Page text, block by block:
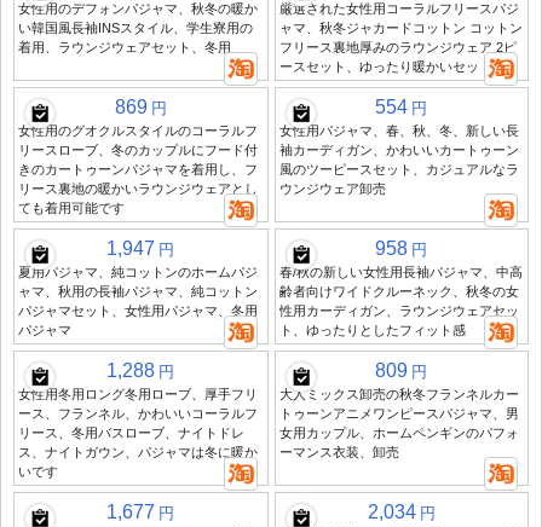
女性用のデフォンパジャマ、秋冬の暖か
い韓国風長袖INSスタイル、学生寮用の
着用、ラウンジウェアセット、冬用
厳選された女性用コーラルフリースパジ
ャマ、秋冬ジャカードコットン コットン
フリース裏地厚みのラウンジウェア 2ピ
ースセット、ゆったり暖かいセット
869 円
女性用のグオクルスタイルのコーラルフ
リースローブ、冬のカップルにフード付
きのカートゥーンパジャマを着用し、フ
リース裏地の暖かいラウンジウェアとし
ても着用可能です
554 円
女性用パジャマ、春、秋、冬、新しい長
袖カーディガン、かわいいカートゥーン
風のツーピースセット、カジュアルなラ
ウンジウェア卸売
1,947 円
夏用パジャマ、純コットンのホームパジ
ャマ、秋用の長袖パジャマ、純コットン
パジャマセット、女性用パジャマ、冬用
パジャマ
958 円
春/秋の新しい女性用長袖パジャマ、中高
齢者向けワイドクルーネック、秋冬の女
性用カーディガン、ラウンジウェアセッ
ト、ゆったりとしたフィット感
1,288 円
女性用冬用ロング冬用ローブ、厚手フリ
ース、フランネル、かわいいコーラルフ
リース、冬用バスローブ、ナイトドレ
ス、ナイトガウン、パジャマは冬に暖か
いです
809 円
大人ミックス卸売の秋冬フランネルカー
トゥーンアニメワンピースパジャマ、男
女用カップル、ホームペンギンのパフォ
ーマンス衣装、卸売
1,677 円 2,034 円